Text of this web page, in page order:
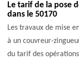
Le tarif de la pose
dans le 50170
Les travaux de mise
à un couvreur-
du tarif des